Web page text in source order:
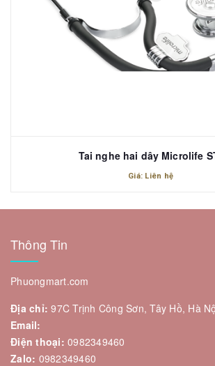
Tai nghe hai dây Microlife
Giá: Liên hệ
Thông Tin
Phuongmart.com
Địa chỉ: 97C Trịnh Công Sơn, Tây Hồ, Hà
Email:
Điện thoại: 0982349460
Zalo: 0982349460